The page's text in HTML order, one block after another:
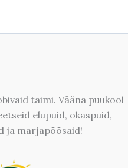
taimi. Vääna puukool
elupuid, okaspuid,
ja marjapõõsaid!